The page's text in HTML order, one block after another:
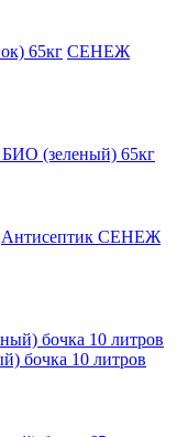
СЕНЕЖ
(зеленый) 65кг
Антисептик СЕНЕЖ
бочка 10 литров